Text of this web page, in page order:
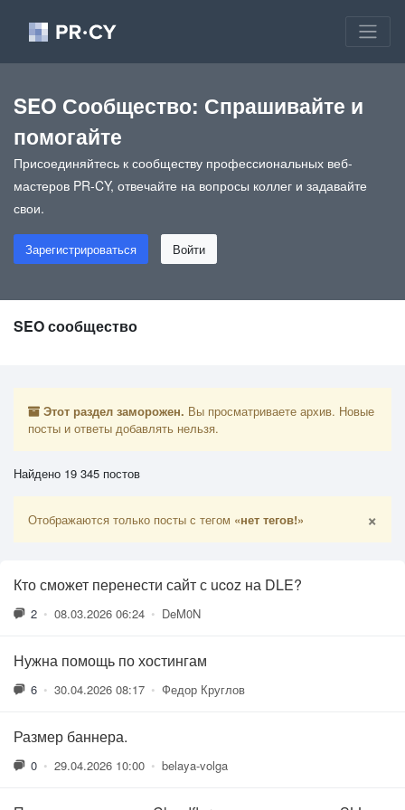
SEO Сообщество: Спрашивайте и
помогайте
Присоединяйтесь к сообществу профессиональных веб-
мастеров PR-CY, отвечайте на вопросы коллег и задавайте
свои.
Зарегистрироваться Войти
SEO сообщество
Этот раздел заморожен. Вы просматриваете архив. Новые
посты и ответы добавлять нельзя.
Найдено 19 345 постов
Отображаются только посты с тегом «нет тегов!» ×
Кто сможет перенести сайт с ucoz на DLE?
2 • 08.03.2026 06:24 • DeM0N
Нужна помощь по хостингам
6 • 30.04.2026 08:17 • Федор Круглов
Размер баннера.
0 • 29.04.2026 10:00 • belaya-volga